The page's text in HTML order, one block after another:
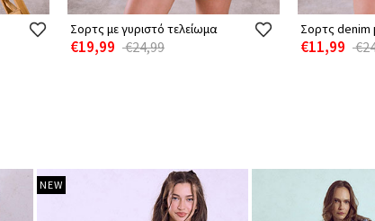
Σορτς με γυριστό τελείωμα
€19,99 €24,99
Σορτς denim
€11,99
NEW